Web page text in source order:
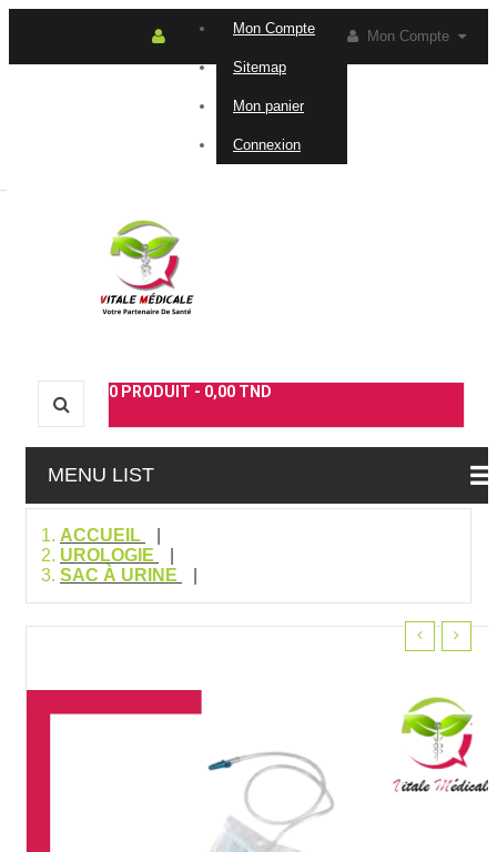
Mon Compte
Mon Compte
Sitemap
Mon panier
Connexion
0 PRODUIT - 0,00 TND
MENU LIST
ACCUEIL
UROLOGIE
SAC À URINE